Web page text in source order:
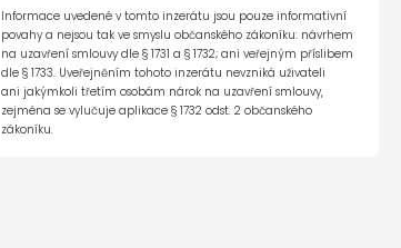
Informace uvedené v tomto inzerátu jsou pouze informativní
povahy a nejsou tak ve smyslu občanského zákoníku: návrhem
na uzavření smlouvy dle § 1731 a § 1732; ani veřejným příslibem
dle § 1733. Uveřejněním tohoto inzerátu nevzniká uživateli
ani jakýmkoli třetím osobám nárok na uzavření smlouvy,
zejména se vylučuje aplikace § 1732 odst. 2 občanského
zákoníku.